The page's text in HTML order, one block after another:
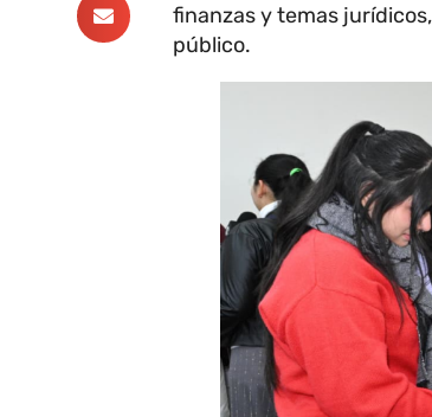
finanzas y temas
público.